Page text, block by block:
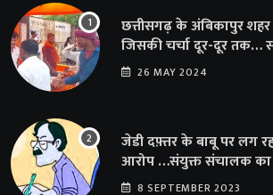
छत्तीसगढ़ के अंबिकापुर
जिसकी चर्चा दूर-दूर तक…
अमेरिका से भी पहुंचा सहयोग
26 MAY 2024
जेडी दफ़्तर के बाबू पर लग
आरोप …संयुक्त संचालक का
शिक्षकों क़ो थमाया संशोधन
8 SEPTEMBER 2023